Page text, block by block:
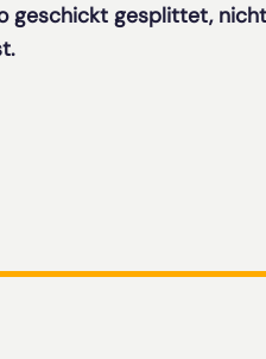
geschickt gesplittet,